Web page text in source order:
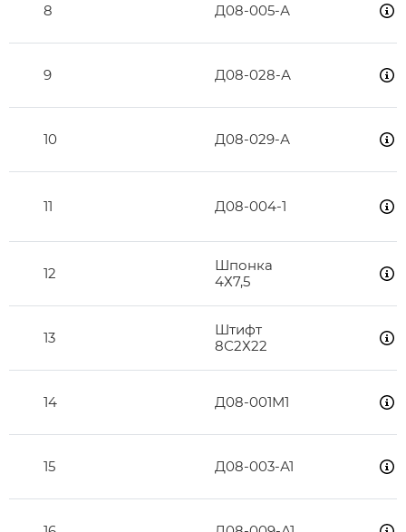
8 Д08-005-А
9 Д08-028-А
10 Д08-029-А
11 Д08-004-1
12
Шпонка
4Х7,5
13
Штифт
8С2Х22
14 Д08-001М1
15 Д08-003-А1